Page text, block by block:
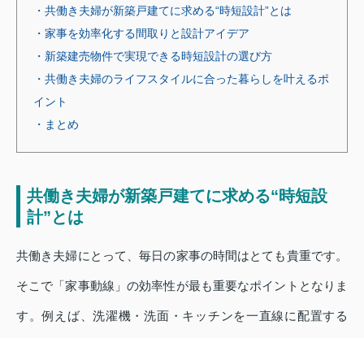
・共働き夫婦が新築戸建てに求める“時短設計”とは
・家事を効率化する間取りと設計アイデア
・新築建売物件で実現できる時短設計の選び方
・共働き夫婦のライフスタイルに合った暮らしを叶えるポ
イント
・まとめ
共働き夫婦が新築戸建てに求める“時短設
計”とは
共働き夫婦にとって、毎日の家事の時間はとても貴重です。
そこで「家事動線」の効率性が最も重要なポイントとなりま
す。例えば、洗濯機・洗面・キッチンを一直線に配置する